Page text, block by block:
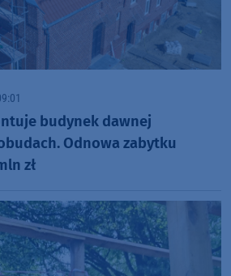
budynek dawnej
Odnowa zabytku
zł